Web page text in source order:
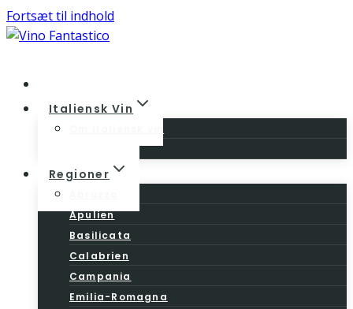
Fortsæt til indhold
Italiensk Vin
Regioner
Apulien
Basilicata
Calabrien
Campania
Emilia-Romagna